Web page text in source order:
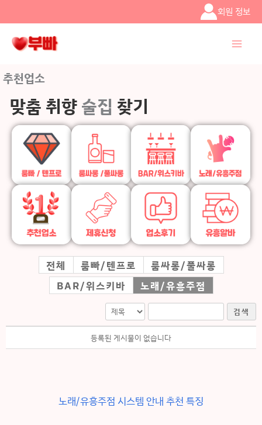
건너뛰기
회원 정보
추천업소
맞춤 취향 술집 찾기
전체 룸빠/텐프로
룸싸롱/풀싸롱
BAR/위스키바
노래/유흥주점
검색
등록된 게시물이 없습니다
노래/유흥주점 시스템 안내 추천 특징